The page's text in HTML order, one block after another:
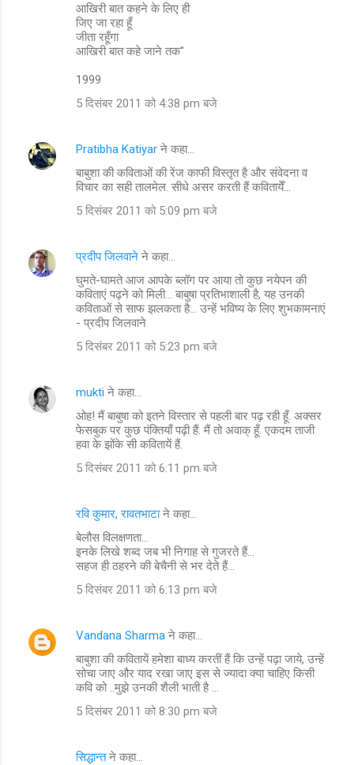
आखिरी बात कहने के लिए ही
जिए जा रहा हूँ
जीता रहूँगा
आखिरी बात कहे जाने तक"
1999
5 दिसंबर 2011 को 4:38 pm बजे
Pratibha Katiyar ने कहा…
बाबुशा की कविताओं की रेंज काफी विस्तृत है और संवेदना व
विचार का सही तालमेल. सीधे असर करती हैं कवितायेँ...
5 दिसंबर 2011 को 5:09 pm बजे
प्रदीप जिलवाने ने कहा…
घुमते-घामते आज आपके ब्लॉग पर आया तो कुछ नयेपन की
कविताएं पढ़ने को मिली... बाबुषा प्रतिभाशाली है, यह उनकी
कविताओं से साफ झलकता है... उन्हें भविष्य के लिए शुभकामनाएं
- प्रदीप जिलवाने
5 दिसंबर 2011 को 5:23 pm बजे
mukti ने कहा…
ओह! मैं बाबुषा को इतने विस्तार से पहली बार पढ़ रही हूँ. अक्सर
फेसबुक पर कुछ पंक्तियाँ पढ़ी हैं. मैं तो अवाक् हूँ. एकदम ताजी
हवा के झोंके सी कवितायें हैं.
5 दिसंबर 2011 को 6:11 pm बजे
रवि कुमार, रावतभाटाने कहा…
बेलौस विलक्षणता...
इनके लिखे शब्द जब भी निगाह से गुजरते हैं...
सहज ही ठहरने की बेचैनी से भर देते हैं...
5 दिसंबर 2011 को 6:13 pm बजे
Vandana Sharma ने कहा…
बाबुशा की कवितायें हमेशा बाध्य करतीं हैं कि उन्हें पढ़ा जाये, उन्हें
सोचा जाए और याद रखा जाए इस से ज्यादा क्या चाहिए किसी
कवि को ..मुझे उनकी शैली भाती है ...
5 दिसंबर 2011 को 8:30 pm बजे
सिद्धान्तने कहा…